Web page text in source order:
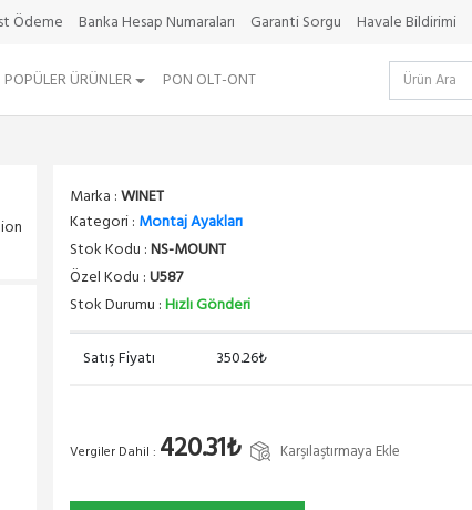
Ödeme Banka Hesap Numaraları Garanti Sorgu Havale Bildirimi
POPÜLER ÜRÜNLER PON OLT-ONT
Marka :WINET
Kategori : Montaj Ayakları
Stok Kodu :NS-MOUNT
Özel Kodu :U587
Stok Durumu :Hızlı Gönderi
Satış Fiyatı 350.26₺
Vergiler Dahil : 420.31₺ Karşılaştırmaya Ekle